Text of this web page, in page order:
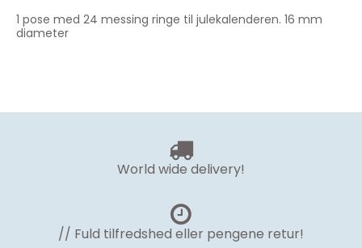
1 pose med 24 messing ringe til julekalenderen. 16 mm
diameter
World wide delivery!
// Fuld tilfredshed eller pengene retur!